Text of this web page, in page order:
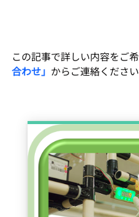
この記事で詳しい内容をご
合わせ」 からご連絡ください